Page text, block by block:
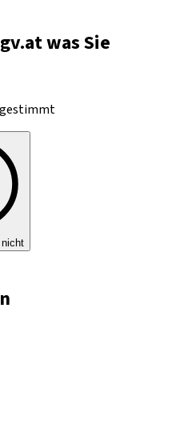
was Sie
nicht